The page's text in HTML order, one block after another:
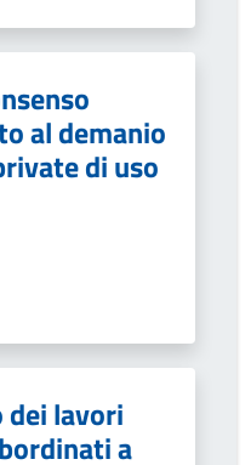
al demanio
di uso
dei lavori
a